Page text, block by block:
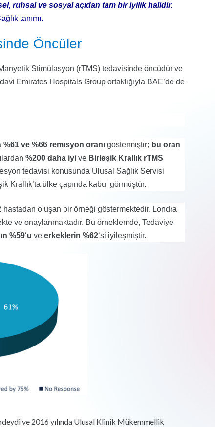
ruhsal ve sosyal açıdan tam bir iyilik halidir.
tanımı.
Öncüler
Stimülasyon (rTMS) tedavisinde öncüdür ve
Emirates Hospitals Group ortaklığıyla BAE’de de
%61 ve %66 remisyon oranı göstermiştir; bu oran
%200 daha iyi ve Birleşik Krallık rTMS
tedavisi konusunda Ulusal Sağlık Servisi
Krallık’ta ülke çapında kabul görmüştür.
hastadan oluşan bir örneği göstermektedir. Londra
ve onaylanmaktadır. Bu örneklemde, Tedaviye
%59‘u ve erkeklerin %62‘si iyileşmiştir.
ve 2016 yılında Ulusal Klinik Mükemmellik